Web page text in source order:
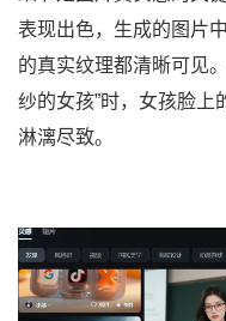
表现出色，生成的图片
的真实纹理都清晰可见
纱的女孩”时，女孩脸上
淋漓尽致。